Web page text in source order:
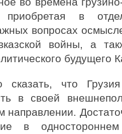
приобретая в
вопросах
войны, а
будущего
что Грузия
в своей
направлении.
в